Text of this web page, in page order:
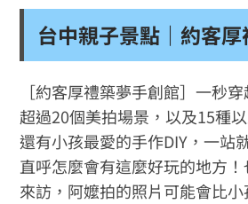
台中親子景點｜約客
［約客厚禮築夢手創館］一秒
超過20個美拍場景，以及15種
還有小孩最愛的手作DIY，一站
直呼怎麼會有這麼好玩的地方
來訪，阿嬤拍的照片可能會比